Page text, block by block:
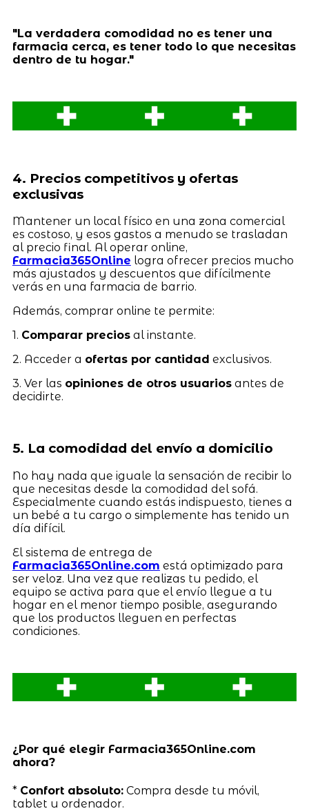
"La verdadera comodidad no es tener una
farmacia cerca, es tener todo lo que necesitas
dentro de tu hogar."
4. Precios competitivos y ofertas
exclusivas
Mantener un local físico en una zona comercial
es costoso, y esos gastos a menudo se trasladan
al precio final. Al operar online,
Farmacia365Online logra ofrecer precios mucho
más ajustados y descuentos que difícilmente
verás en una farmacia de barrio.
Además, comprar online te permite:
1. Comparar preciosal instante.
2. Acceder a ofertas por cantidad exclusivos.
3. Ver las opiniones de otros usuariosantes de
decidirte.
5. La comodidad del envío a domicilio
No hay nada que iguale la sensación de recibir lo
que necesitas desde la comodidad del sofá.
Especialmente cuando estás indispuesto, tienes a
un bebé a tu cargo o simplemente has tenido un
día difícil.
El sistema de entrega de
Farmacia365Online.com está optimizado para
ser veloz. Una vez que realizas tu pedido, el
equipo se activa para que el envío llegue a tu
hogar en el menor tiempo posible, asegurando
que los productos lleguen en perfectas
condiciones.
¿Por qué elegir Farmacia365Online.com
ahora?
* Confort absoluto:Compra desde tu móvil,
tablet u ordenador.